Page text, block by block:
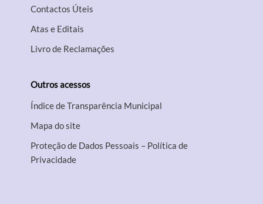
Contactos Úteis
Atas e Editais
Livro de Reclamações
Outros acessos
Índice de Transparência Municipal
Mapa do site
Proteção de Dados Pessoais – Política de
Privacidade